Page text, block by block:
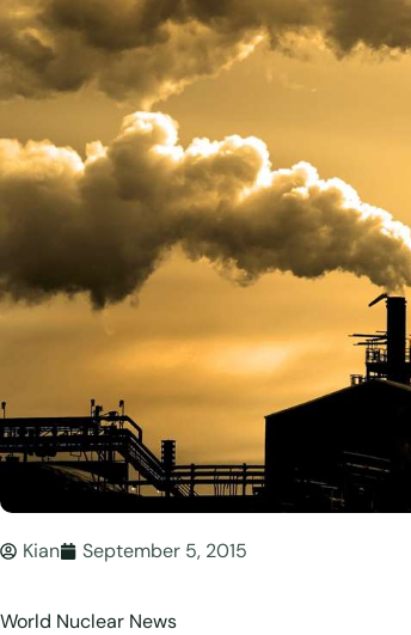
Kian September 5, 2015
World Nuclear News